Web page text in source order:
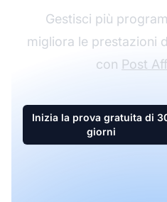
Gestisci più
migliora le prestazioni
con Post
Inizia la prova gratuita di
giorni